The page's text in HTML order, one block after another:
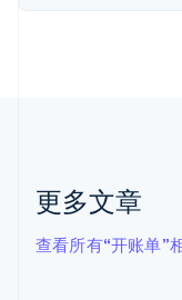
更多文章
查看所有“开账单”
法国
捷克
克罗地亚